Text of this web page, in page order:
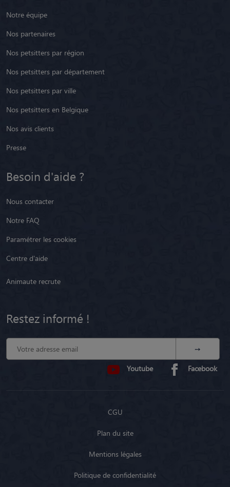
Notre équipe
Nos partenaires
Nos petsitters par région
Nos petsitters par département
Nos petsitters par ville
Nos petsitters en Belgique
Nos avis clients
Presse
Besoin d'aide ?
Nous contacter
Notre FAQ
Paramétrer les cookies
Centre d'aide
Animaute recrute
Restez informé !
Youtube Facebook
CGU
Plan du site
Mentions légales
Politique de confidentialité